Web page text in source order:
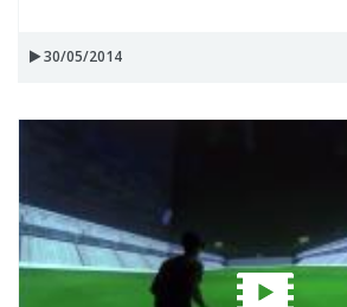
30/05/2014